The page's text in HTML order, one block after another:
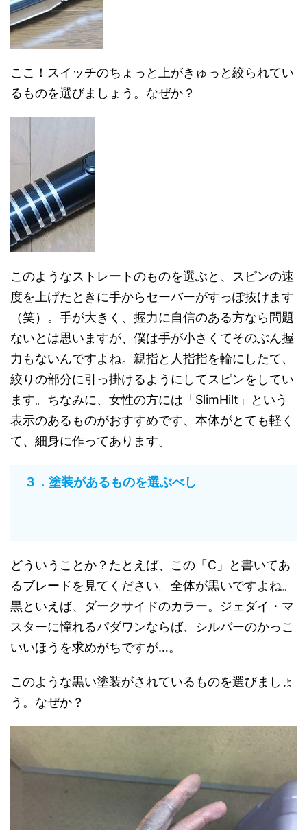
ここ！スイッチのちょっと上がきゅっと絞られてい
るものを選びましょう。なぜか？
このようなストレートのものを選ぶと、スピンの速
度を上げたときに手からセーバーがすっぽ抜けます
（笑）。手が大きく、握力に自信のある方なら問題
ないとは思いますが、僕は手が小さくてそのぶん握
力もないんですよね。親指と人指指を輪にしたて、
絞りの部分に引っ掛けるようにしてスピンをしてい
ます。ちなみに、女性の方には「SlimHilt」という
表示のあるものがおすすめです、本体がとても軽く
て、細身に作ってあります。
３．塗装があるものを選ぶべし
どういうことか？たとえば、この「C」と書いてあ
るブレードを見てください。全体が黒いですよね。
黒といえば、ダークサイドのカラー。ジェダイ・マ
スターに憧れるパダワンならば、シルバーのかっこ
いいほうを求めがちですが…。
このような黒い塗装がされているものを選びましょ
う。なぜか？